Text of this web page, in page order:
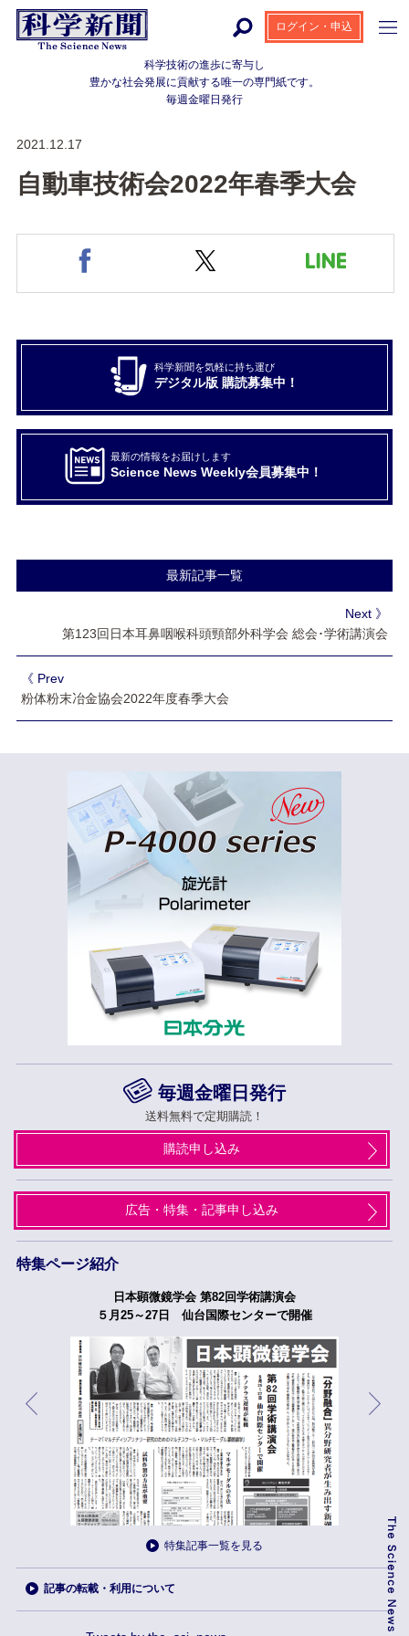
科学技術の進歩に寄与し
豊かな社会発展に貢献する唯一の専門紙です。
毎週金曜日発行
ログイン・申込
2021.12.17
自動車技術会2022年春季大会
科学新聞を気軽に持ち運び
デジタル版 購読募集中！
最新の情報をお届けします
Science News Weekly会員募集中！
最新記事一覧
Next 》
第123回日本耳鼻咽喉科頭頸部外科学会 総会･学術講演会
《 Prev
粉体粉末冶金協会2022年度春季大会
毎週金曜日発行
送料無料で定期購読！
購読申し込み
広告・特集・記事申し込み
特集ページ紹介
日本顕微鏡学会 第82回学術講演会
５月25～27日 仙台国際センターで開催
特集記事一覧を見る
記事の転載・利用について